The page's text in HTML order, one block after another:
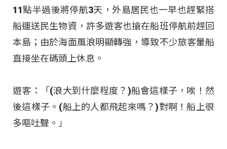
11點半過後將停航3天，外島居民也一早也趕緊搭
船運送民生物資，許多遊客也搶在船班停航前趕回
本島；由於海面風浪明顯轉強，導致不少旅客暈船
直接坐在碼頭上休息。
遊客：「(浪大到什麼程度？)船會這樣子，唉！然
後這樣子。(船上的人都飛起來嗎？)對啊！船上很
多嘔吐聲。」